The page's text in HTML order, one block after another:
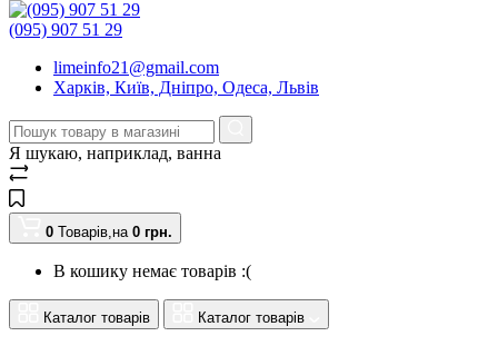
(095) 907 51 29
limeinfo21@gmail.com
Харків, Київ, Дніпро, Одеса, Львів
Я шукаю, наприклад, ванна
0 Товарів,на 0 грн.
В кошику немає товарів :(
Каталог товарів Каталог товарів